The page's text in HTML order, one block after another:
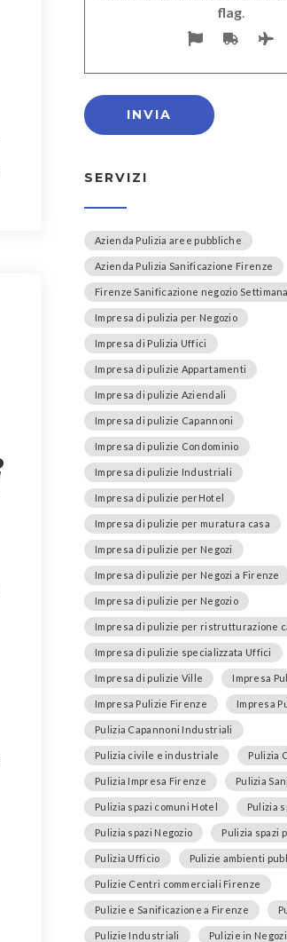
flag.
SERVIZI
Azienda Pulizia aree pubbliche
Azienda Pulizia Sanificazione Firenze
Firenze Sanificazione negozio
Impresa di pulizia per Negozio
Impresa di Pulizia Uffici
Impresa di pulizie Appartamenti
Impresa di pulizie Aziendali
Impresa di pulizie Capannoni
Impresa di pulizie Condominio
Impresa di pulizie Industriali
Impresa di pulizie perHotel
Impresa di pulizie per muratura casa
Impresa di pulizie per Negozi
Impresa di pulizie per Negozi a Firenze
Impresa di pulizie per Negozio
Impresa di pulizie per ristrutturazione
Impresa di pulizie specializzata Uffici
Impresa di pulizie Ville Impresa
Impresa Pulizie Firenze Impresa
Pulizia Capannoni Industriali
Pulizia civile e industriale Pulizia
Pulizia Impresa Firenze Pulizia
Pulizia spazi comuni Hotel Pulizia
Pulizia spazi Negozio Pulizia spazi
Pulizia Ufficio Pulizie ambienti
Pulizie Centri commerciali Firenze
Pulizie e Sanificazione a Firenze
Pulizie Industriali Pulizie in